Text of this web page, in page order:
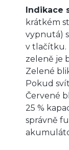
Indikace
krátkém
vypnutá)
v tlačítku.
zeleně je
Zelené
Pokud
Červené
25 %
správně